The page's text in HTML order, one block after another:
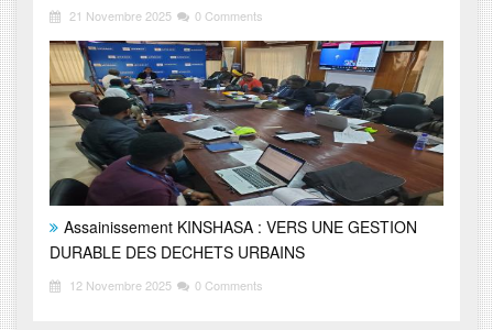
21 Novembre 2025 0 Comments
Assainissement KINSHASA : VERS UNE GESTION
DURABLE DES DECHETS URBAINS
12 Novembre 2025 0 Comments